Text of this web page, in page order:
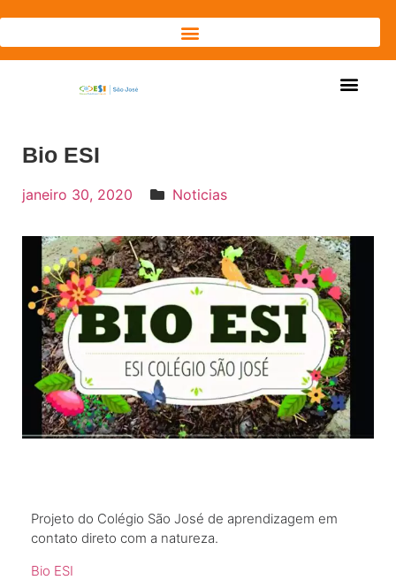
Bio ESI
janeiro 30, 2020 Noticias
Projeto do Colégio São José de aprendizagem em
contato direto com a natureza.
Bio ESI